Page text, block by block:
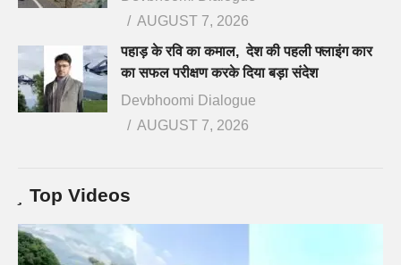
AUGUST 7, 2026
पहाड़ के रवि का कमाल, देश की पहली फ्लाइंग कार
का सफल परीक्षण करके दिया बड़ा संदेश
Devbhoomi Dialogue
AUGUST 7, 2026
Top Videos